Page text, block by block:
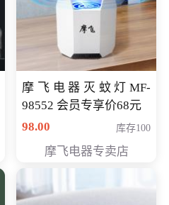
摩飞电器灭蚊灯MF-
98552 会员专享价68元
98.00
库存100
摩飞电器专卖店